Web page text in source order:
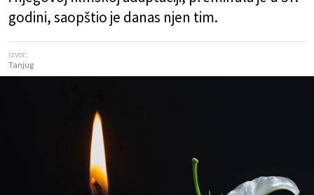
godini, saopštio je danas njen tim.
Izvor:
Tanjug